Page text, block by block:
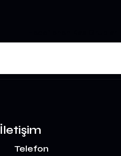
İletişim
Telefon